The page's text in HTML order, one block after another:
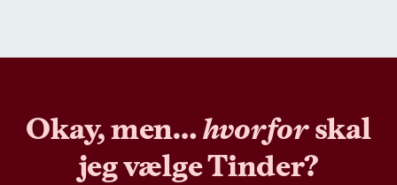
Okay, men…hvorforskal
jeg vælge Tinder?